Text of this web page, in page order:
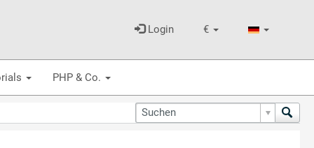
€
Login
PHP & Co.